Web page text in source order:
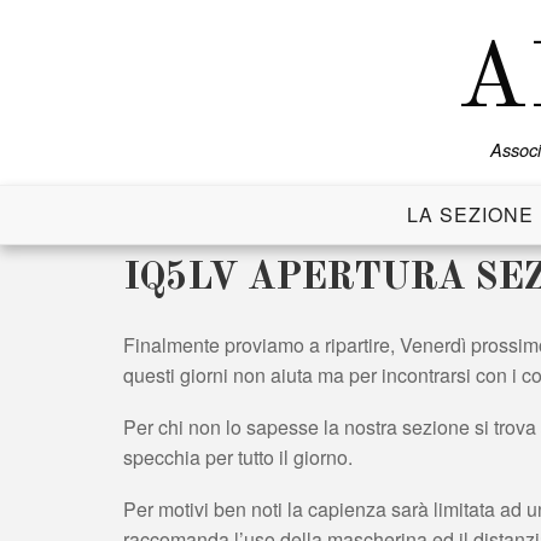
LA SEZIONE
IQ5LV APERTURA
Finalmente proviamo a ripartire, Venerdì
questi giorni non aiuta ma per incontrarsi con i
Per chi non lo sapesse la nostra sezione si
specchia per tutto il giorno.
Per motivi ben noti la capienza sarà limitata ad